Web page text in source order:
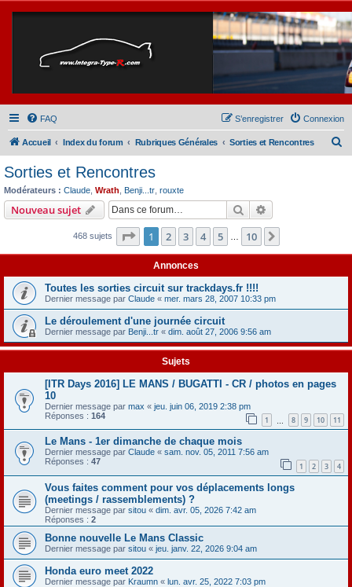
FAQ Connexion
S’enregistrer
Accueil Index du forum Rubriques Générales Sorties et Rencontres
c
r
Sorties et Rencontres
Modérateurs : Claude Wrath Benji...tr rouxte
Nouveau sujet Rechercher
468 sujets Page 1sur10
1 2 3 4 5 10
Annonces
Toutes les sorties circuit sur trackdays.fr !!!!
Dernier message par Claude « mer. mars 28, 2007 10:33 pm
Le déroulement d'une journée circuit
Dernier message par Benji...tr « dim. août 27, 2006 9:56 am
Sujets
[ITR Days 2016] LE MANS / BUGATTI - CR / photos en pages
10
Dernier message par max « jeu. juin 06, 2019 2:38 pm
Réponses : 164 1 8 9 10 11
Le Mans - 1er dimanche de chaque mois
Dernier message par Claude « sam. nov. 05, 2011 7:56 am
Réponses : 47 1 2 3 4
Vous faites comment pour vos déplacements longs
(meetings / rassemblements) ?
Dernier message par sitou « dim. avr. 05, 2026 7:42 am
Réponses : 2
Bonne nouvelle Le Mans Classic
Dernier message par sitou « jeu. janv. 22, 2026 9:04 am
Honda euro meet 2022
Dernier message par Kraumn « lun. avr. 25, 2022 7:03 pm